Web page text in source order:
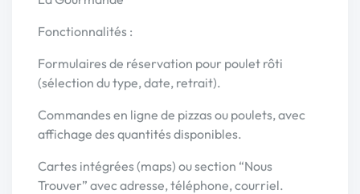
Fonctionnalités :
Formulaires de réservation pour poulet rôti
(sélection du type, date, retrait).
Commandes en ligne de pizzas ou poulets, avec
affichage des quantités disponibles.
Cartes intégrées (maps) ou section “Nous
Trouver” avec adresse, téléphone, courriel.